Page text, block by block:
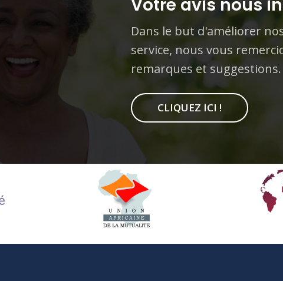
Votre avis nous
Dans le but d'améliorer
service, nous vous
remarques et suggestions.
CLIQUEZ ICI !